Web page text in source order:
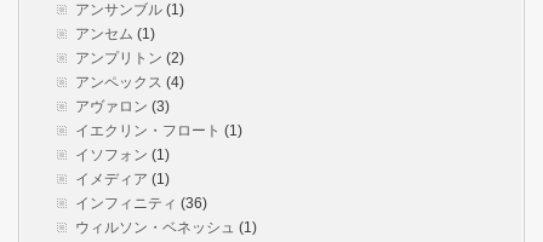
アンサンブル (1)
アンセム (1)
アンプリトン (2)
アンペックス (4)
アヴァロン (3)
イエクリン・フロート (1)
イソフォン (1)
イメディア (1)
インフィニティ (36)
ウィルソン・ベネッシュ (1)